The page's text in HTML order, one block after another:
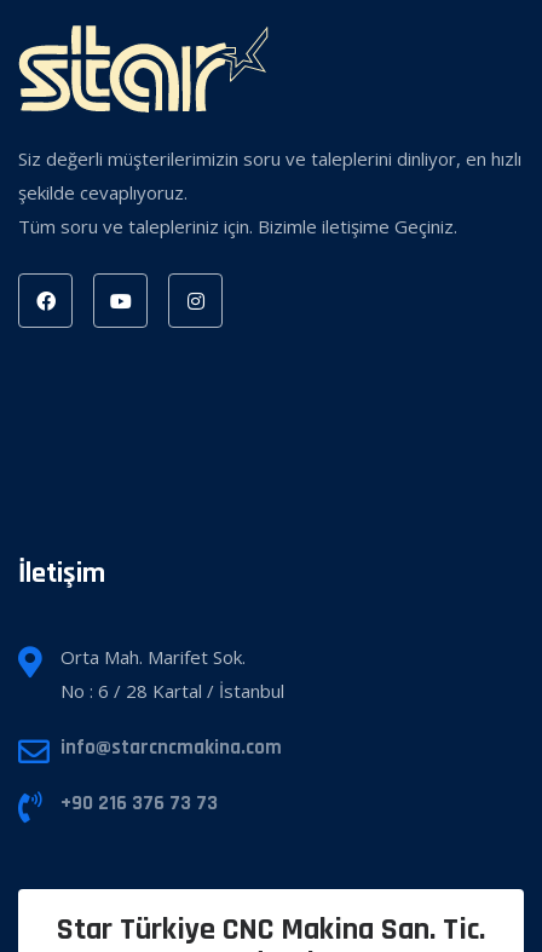
Siz değerli müşterilerimizin soru ve taleplerini dinliyor, en hızlı
şekilde cevaplıyoruz.
Tüm soru ve talepleriniz için. Bizimle iletişime Geçiniz.
İletişim
Orta Mah. Marifet Sok.
No : 6 / 28 Kartal / İstanbul
info@starcncmakina.com
+90 216 376 73 73
Star Türkiye CNC Makina San. Tic.